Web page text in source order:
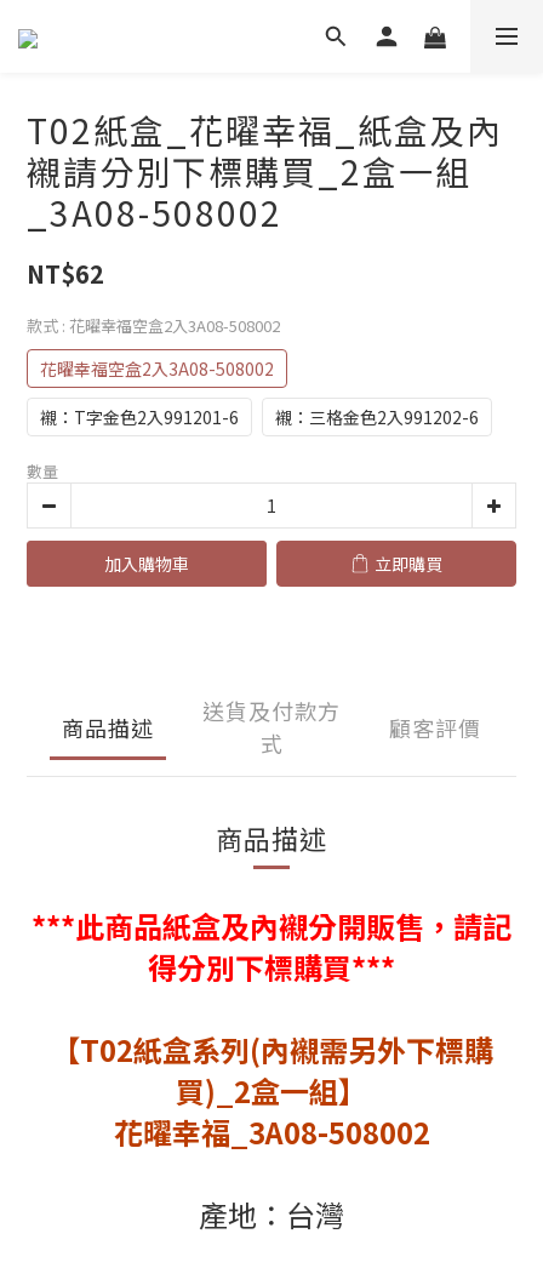
T02紙盒_花曜幸福_紙盒及內
襯請分別下標購買_2盒一組
_3A08-508002
NT$62
款式 : 花曜幸福空盒2入3A08-508002
花曜幸福空盒2入3A08-508002
襯：T字金色2入991201-6
襯：三格金色2入991202-6
數量
加入購物車 立即購買
商品描述
送貨及付款方
式
顧客評價
商品描述
***此商品紙盒及內襯分開販售，請記
得分別下標購買***
【T02紙盒系列(內襯需另外下標購
買)_2盒一組】
花曜幸福_3A08-508002
產地：台灣